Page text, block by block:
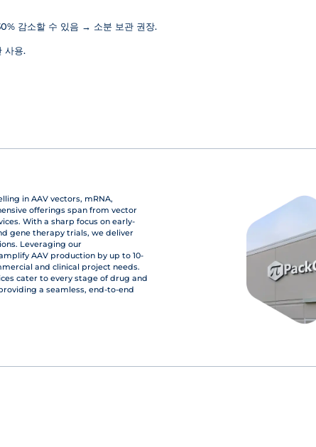
감소할 수 있음 → 소분 보관 권장.
사용.
in AAV vectors, mRNA,
offerings span from vector
With a sharp focus on early-
gene therapy trials, we deliver
Leveraging our
AAV production by up to 10-
and clinical project needs.
cater to every stage of drug and
a seamless, end-to-end